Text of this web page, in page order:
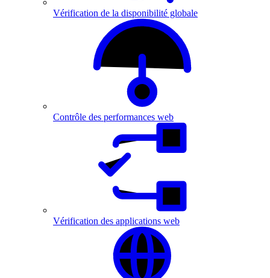
Vérification de la disponibilité globale
Contrôle des performances web
Vérification des applications web